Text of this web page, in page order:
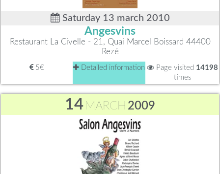
Saturday 13 march 2010
Angesvins
Restaurant La Civelle - 21, Quai Marcel Boissard 44400
Rezé
5€ Detailed information Page visited 14198
times
14 MARCH 2009